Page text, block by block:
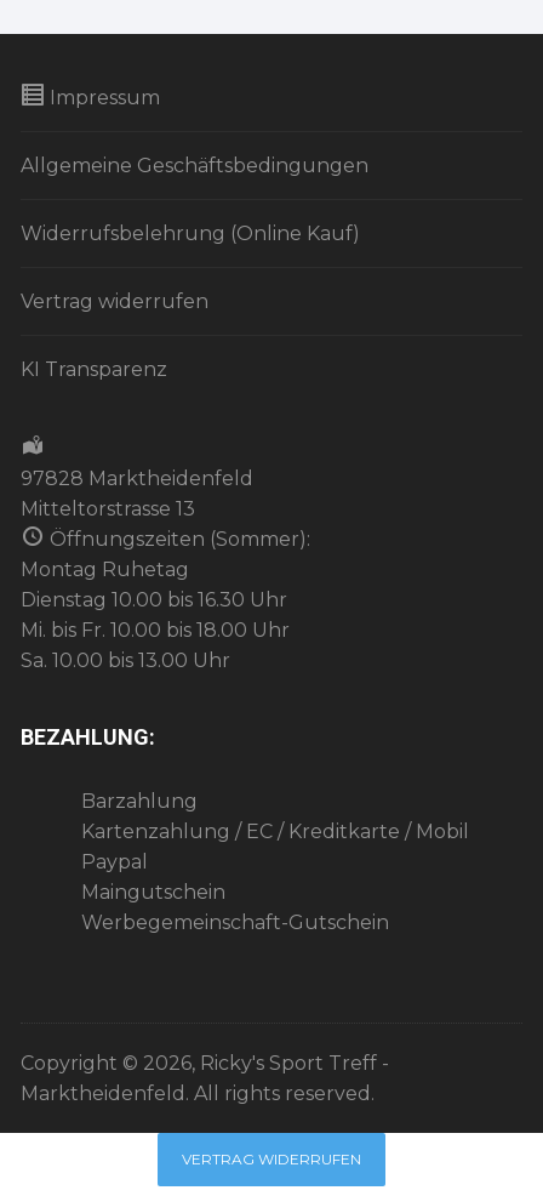
Impressum
Allgemeine Geschäftsbedingungen
Widerrufsbelehrung (Online Kauf)
Vertrag widerrufen
KI Transparenz
97828 Marktheidenfeld
Mitteltorstrasse 13
Öffnungszeiten (Sommer):
Montag Ruhetag
Dienstag 10.00 bis 16.30 Uhr
Mi. bis Fr. 10.00 bis 18.00 Uhr
Sa. 10.00 bis 13.00 Uhr
BEZAHLUNG:
Barzahlung
Kartenzahlung / EC / Kreditkarte / Mobil
Paypal
Maingutschein
Werbegemeinschaft-Gutschein
Copyright © 2026, Ricky's Sport Treff -
Marktheidenfeld. All rights reserved.
VERTRAG WIDERRUFEN